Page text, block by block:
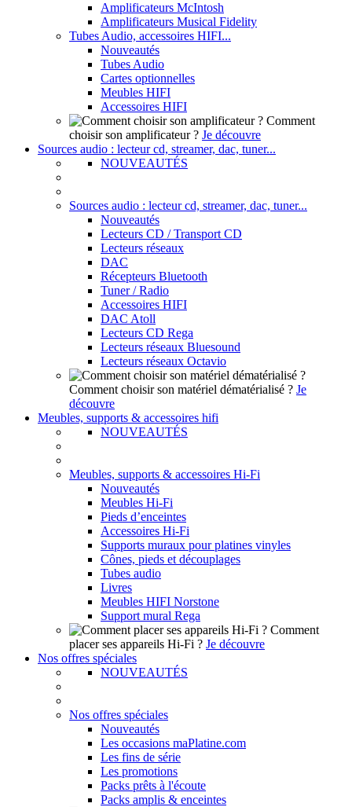
Amplificateurs McIntosh
Amplificateurs Musical Fidelity
Tubes Audio, accessoires HIFI...
Nouveautés
Tubes Audio
Cartes optionnelles
Meubles HIFI
Accessoires HIFI
Comment
choisir son amplificateur ? Je découvre
Sources audio : lecteur cd, streamer, dac, tuner...
NOUVEAUTÉS
Sources audio : lecteur cd, streamer, dac, tuner...
Nouveautés
Lecteurs CD / Transport CD
Lecteurs réseaux
DAC
Récepteurs Bluetooth
Tuner / Radio
Accessoires HIFI
DAC Atoll
Lecteurs CD Rega
Lecteurs réseaux Bluesound
Lecteurs réseaux Octavio
Comment choisir son matériel dématérialisé ? Je
découvre
Meubles, supports & accessoires hifi
NOUVEAUTÉS
Meubles, supports & accessoires Hi-Fi
Nouveautés
Meubles Hi-Fi
Pieds d’enceintes
Accessoires Hi-Fi
Supports muraux pour platines vinyles
Cônes, pieds et découplages
Tubes audio
Livres
Meubles HIFI Norstone
Support mural Rega
Comment
placer ses appareils Hi-Fi ? Je découvre
Nos offres spéciales
NOUVEAUTÉS
Nos offres spéciales
Nouveautés
Les occasions maPlatine.com
Les fins de série
Les promotions
Packs prêts à l'écoute
Packs amplis & enceintes